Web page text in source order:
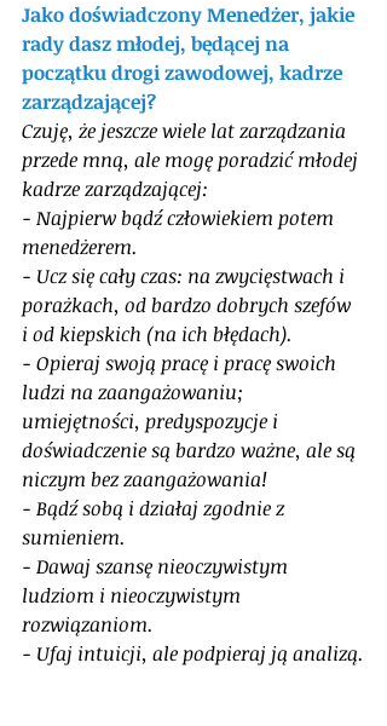
Jako doświadczony Menedżer, jakie
rady dasz młodej, będącej na
początku drogi zawodowej, kadrze
zarządzającej?
Czuję, że jeszcze wiele lat zarządzania
przede mną, ale mogę poradzić młodej
kadrze zarządzającej:
- Najpierw bądź człowiekiem potem
menedżerem.
- Ucz się cały czas: na zwycięstwach i
porażkach, od bardzo dobrych szefów
i od kiepskich (na ich błędach).
- Opieraj swoją pracę i pracę swoich
ludzi na zaangażowaniu;
umiejętności, predyspozycje i
doświadczenie są bardzo ważne, ale są
niczym bez zaangażowania!
- Bądź sobą i działaj zgodnie z
sumieniem.
- Dawaj szansę nieoczywistym
ludziom i nieoczywistym
rozwiązaniom.
- Ufaj intuicji, ale podpieraj ją analizą.